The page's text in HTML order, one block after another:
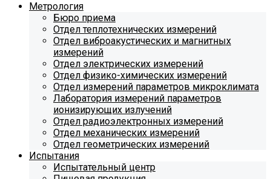
Метрология
Бюро приема
Отдел теплотехнических измерений
Отдел виброакустических и магнитных
измерений
Отдел электрических измерений
Отдел физико-химических измерений
Отдел измерений параметров микроклимата
Лаборатория измерений параметров
ионизирующих излучений
Отдел радиоэлектронных измерений
Отдел механических измерений
Отдел геометрических измерений
Испытания
Испытательный центр